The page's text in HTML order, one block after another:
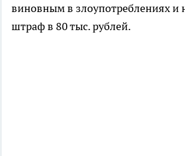
виновным в злоупотреблениях и
штраф в 80 тыс. рублей.